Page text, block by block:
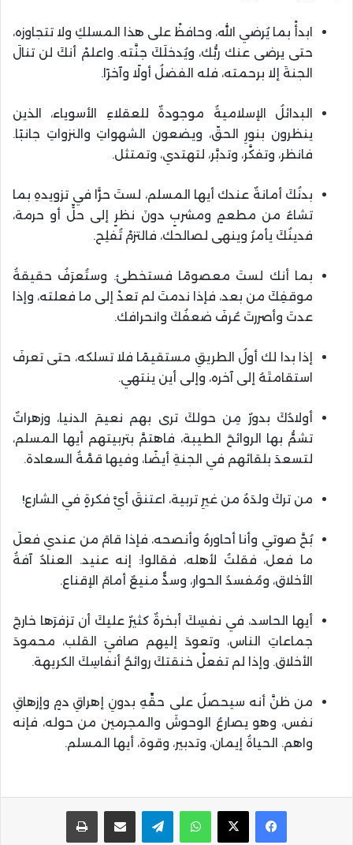
ابدأْ بما يُرضي الله، وحافظْ على هذا المسلكِ ولا تتجاوزه،
حتى يرضى عنك ربُّك، ويُدخلَكَ جنَّته. واعلمْ أنكَ لن تنالَ
الجنةَ إلا برحمته، فله الفضلُ أولًا وآخرًا.
البدائلُ الإسلاميةُ موجودةٌ للعقلاءِ الأسوياء، الذين
ينظرون بنورِ الحقّ، ويضعون الشهواتِ والنزواتِ جانبًا.
فانظر، وتفكَّر، وتدبَّر، لتهتدي، وتمتثل.
بدنُكَ أمانةٌ عندك أيها المسلم، لستَ حرًّا في تزويدهِ بما
تشاءُ من مطعمٍ ومشربٍ دونَ نظرٍ إلى حلٍّ أو حرمة،
فدينُكَ يأمرُ وينهى لصالحك، فالتزمْ تُفلِح.
بما أنك لستَ معصومًا فستخطئ. وستُعرَفُ حقيقةُ
موقفِكَ من بعد، فإذا ندمتَ لم تعدْ إلى ما فعلته، وإذا
عدتَ وأصررتَ عُرفَ ضعفُكَ وانحرافك.
إذا بدا لك أولُ الطريقِ مستقيمًا فلا تسلكه، حتى تعرفَ
استقامتَهُ إلى آخره، وإلى أين ينتهي.
أولادُكَ بدورٌ مِن حولكَ ترى بهم نعيمَ الدنيا، وزهراتٌ
تشمُّ بها الروائحَ الطيبة، فاهتمَّ بتربيتهم أيها المسلم،
لتسعدَ بلقائهم في الجنةِ أيضًا، وفيها قمَّةُ السعادة.
من تركَ ولدَهُ من غيرِ تربية، اعتنقَ أيَّ فكرةٍ في الشارع!
بُحَّ صوتي وأنا أحاورهُ وأنصحه، فإذا قامَ من عندي فعلَ
ما فعل، فقلتُ لأهله، فقالوا: إنه عنيد. العنادُ آفةُ
الأخلاق، ومُفسدُ الحوار، وسدٌّ منيعٌ أمامَ الإقناع.
أيها الحاسد، في نفسِكَ أبخرةٌ كثيرٌ عليكَ أن تزفرَها خارجَ
جماعاتِ الناس، وتعودَ إليهم صافيَ القلب، محمودَ
الأخلاق. وإذا لم تفعلْ خنقتكَ روائحُ أنفاسِكَ الكريهة.
من ظنَّ أنه سيحصلُ على حقِّهِ بدونِ إهراقِ دمٍ وإزهاقِ
نفس، وهو يصارعُ الوحوشَ والمجرمين من حوله، فإنه
واهم. الحياةُ إيمان، وتدبير، وقوة، أيها المسلم.
واتساب تيلقرام مشاركة عبر البريد